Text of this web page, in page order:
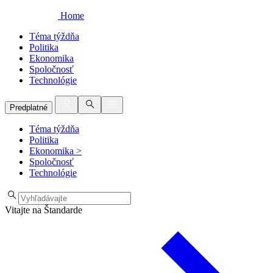
Home
Téma týždňa
Politika
Ekonomika
Spoločnosť
Technológie
Predplatné
Téma týždňa
Politika
Ekonomika >
Spoločnosť
Technológie
Vitajte na Štandarde